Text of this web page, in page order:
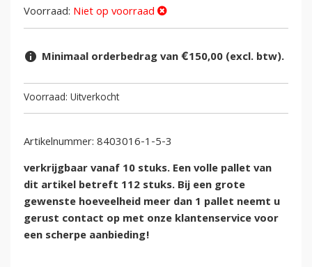
Voorraad: Niet op voorraad
Minimaal orderbedrag van €150,00 (excl. btw).
Uitverkocht
Artikelnummer:8403016-1-5-3
verkrijgbaar vanaf 10 stuks. Een volle pallet van
dit artikel betreft 112 stuks. Bij een grote
gewenste hoeveelheid meer dan 1 pallet neemt u
gerust contact op met onze klantenservice voor
een scherpe aanbieding!